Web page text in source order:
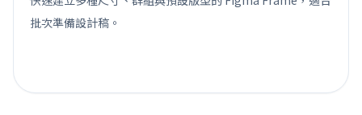
批次準備設計稿。